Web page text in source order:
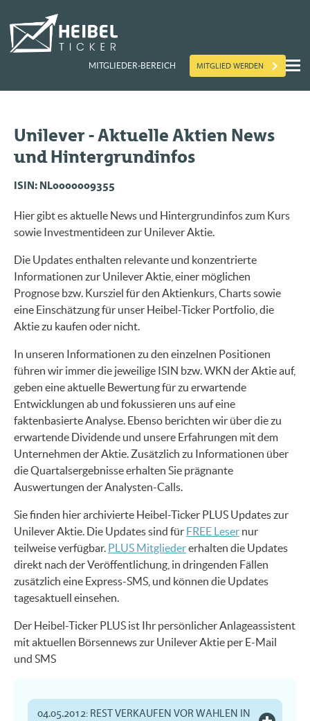
MITGLIEDER-BEREICH MITGLIED WERDEN
Unilever - Aktuelle Aktien News
und Hintergrundinfos
ISIN: NL0000009355
Hier gibt es aktuelle News und Hintergrundinfos zum Kurs
sowie Investmentideen zur Unilever Aktie.
Die Updates enthalten relevante und konzentrierte
Informationen zur Unilever Aktie, einer möglichen
Prognose bzw. Kursziel für den Aktienkurs, Charts sowie
eine Einschätzung für unser Heibel-Ticker Portfolio, die
Aktie zu kaufen oder nicht.
In unseren Informationen zu den einzelnen Positionen
führen wir immer die jeweilige ISIN bzw. WKN der Aktie auf,
geben eine aktuelle Bewertung für zu erwartende
Entwicklungen ab und fokussieren uns auf eine
faktenbasierte Analyse. Ebenso berichten wir über die zu
erwartende Dividende und unsere Erfahrungen mit dem
Unternehmen der Aktie. Zusätzlich zu Informationen über
die Quartalsergebnisse erhalten Sie prägnante
Auswertungen der Analysten-Calls.
Sie finden hier archivierte Heibel-Ticker PLUS Updates zur
Unilever Aktie. Die Updates sind für FREE Leser nur
teilweise verfügbar. PLUS Mitgliedererhalten die Updates
direkt nach der Veröffentlichung, in dringenden Fällen
zusätzlich eine Express-SMS, und können die Updates
tagesaktuell einsehen.
Der Heibel-Ticker PLUS ist Ihr persönlicher Anlageassistent
mit aktuellen Börsennews zur Unilever Aktie per E-Mail
und SMS
04.05.2012: REST VERKAUFEN VOR WAHLEN IN